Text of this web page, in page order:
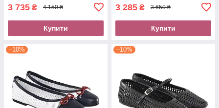
3 735 ₴ 4 150 ₴
Купити
3 285 ₴ 3 650 ₴
Купити
–10% –10%